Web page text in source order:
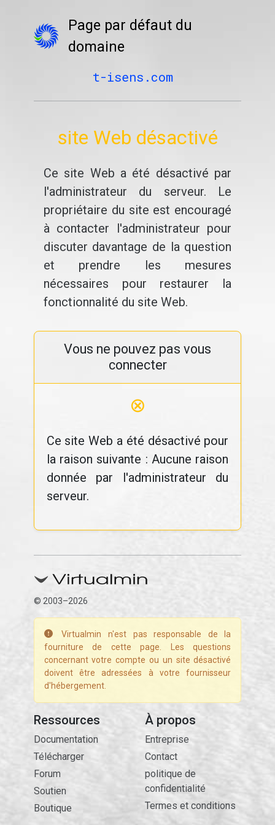
Page par défaut du
domaine
t-isens.com
site Web désactivé
Ce site Web a été désactivé par
l'administrateur du serveur. Le
propriétaire du site est encouragé
à contacter l'administrateur pour
discuter davantage de la question
et prendre les mesures
nécessaires pour restaurer la
fonctionnalité du site Web.
Vous ne pouvez pas vous
connecter
⊗
Ce site Web a été désactivé pour
la raison suivante : Aucune raison
donnée par l'administrateur du
serveur.
© 2003–2026
Virtualmin n'est pas responsable de la
fourniture de cette page. Les questions
concernant votre compte ou un site désactivé
doivent être adressées à votre fournisseur
d'hébergement.
Ressources
Documentation
Télécharger
Forum
Soutien
Boutique
À propos
Entreprise
Contact
politique de
confidentialité
Termes et conditions